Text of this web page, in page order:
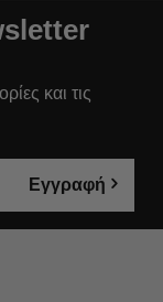
και τις
Εγγραφή